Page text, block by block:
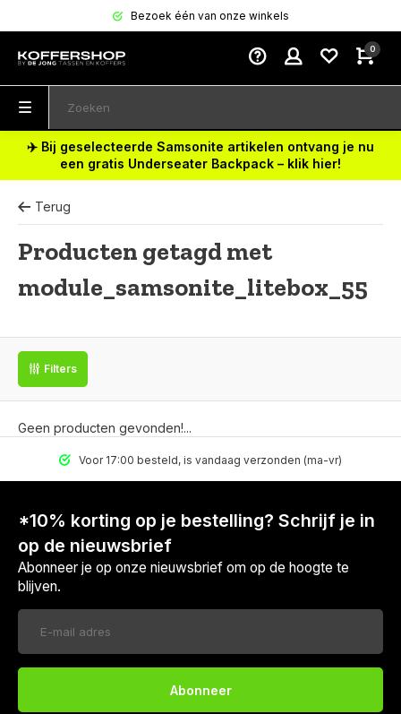
Bezoek één van onze winkels
0
✈️ Bij geselecteerde Samsonite artikelen ontvang je nu
een gratis Underseater Backpack – klik hier!
Terug
Producten getagd met
module_samsonite_litebox_55
Filters
Geen producten gevonden!...
Voor 17:00 besteld, is vandaag verzonden (ma-vr)
*10% korting op je bestelling? Schrijf je in
op de nieuwsbrief
Abonneer je op onze nieuwsbrief om op de hoogte te
blijven.
Abonneer